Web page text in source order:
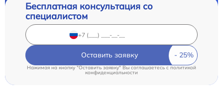
Бесплатная консультация со
специалистом
Оставить заявку
Нажимая на кнопку "Оставить заявку" Вы соглашаетесь cполитикой
конфиденциальности